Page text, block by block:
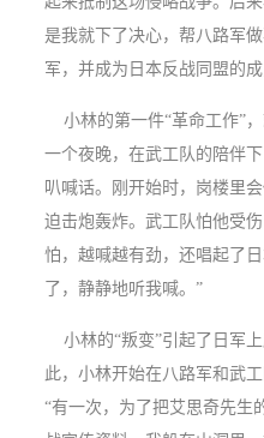
是我就下了决心，帮八路军
军，并成为日本反战同盟的成
小林的第一件“革命工作”
一个夜晚，在武工队的陪伴
叭喊话。刚开始时，岗楼里
迫击炮轰炸。武工队怕他受
怕，越喊越有劲，还唱起了
了，静静地听我喊。”
小林的“叛变”引起了日军
此，小林开始在八路军和武
“有一次，为了把艾思奇先生